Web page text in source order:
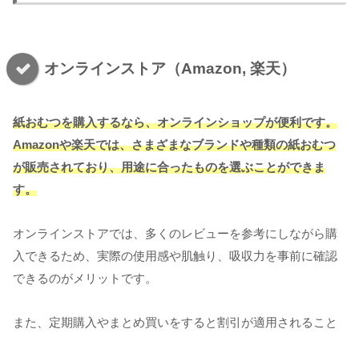
オンラインストア（Amazon, 楽天）
紙おむつを購入するなら、オンラインショップが便利です。
Amazonや楽天では、さまざまなブランドや種類の紙おむつ
が販売されており、用途に合ったものを選ぶことができま
す。
オンラインストアでは、多くのレビューを参考にしながら購
入できるため、実際の使用感や肌触り、吸収力を事前に確認
できるのがメリットです。
また、定期購入やまとめ買いをすると割引が適用されること